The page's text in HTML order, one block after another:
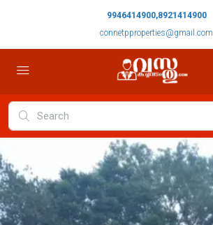
9946414900,8921414900
connetpproperties@gmail.com